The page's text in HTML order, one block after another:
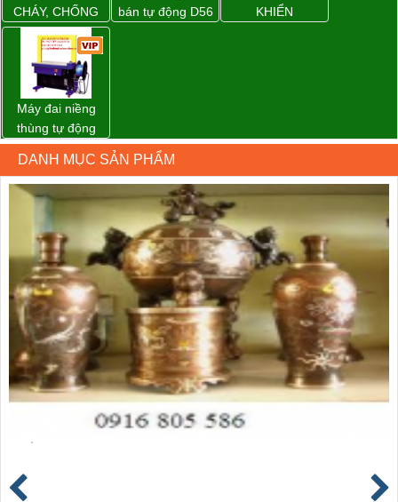
CHÁY, CHỐNG
CHÁY
bán tự động D56
KHIỂN
Máy đai niềng
thùng tự động
DBA-200 giá tốt
DANH MỤC SẢN PHẨM